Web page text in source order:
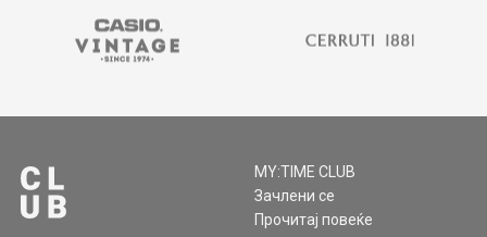
MY:TIME CLUB
Зачлени се
Прочитај повеќе